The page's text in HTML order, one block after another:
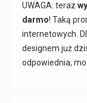
UWAGA: teraz
darmo! Taką
internetowych.
designem już
odpowiednia,